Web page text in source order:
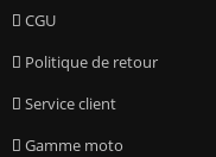
CGU
Politique de retour
Service client
Gamme moto